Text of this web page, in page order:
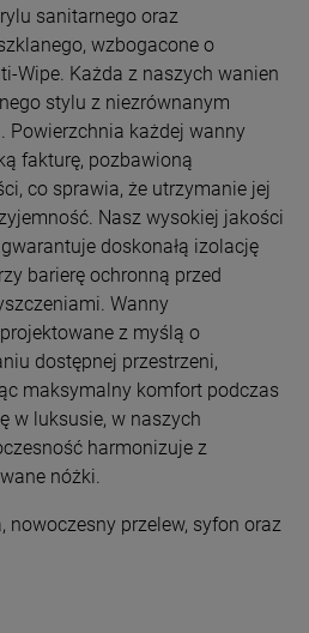
sanitarnego oraz
wzbogacone o
Wipe. Każda z naszych wanien
stylu z niezrównanym
Powierzchnia każdej wanny
fakturę, pozbawioną
co sprawia, że utrzymanie jej
Nasz wysokiej jakości
doskonałą izolację
barierę ochronną przed
Wanny
z myślą o
dostępnej przestrzeni,
maksymalny komfort podczas
w luksusie, w naszych
harmonizuje z
nóżki.
nowoczesny przelew, syfon oraz